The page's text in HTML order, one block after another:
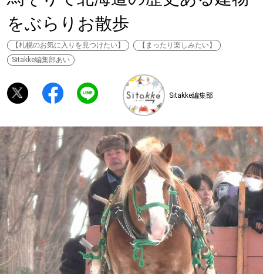
食べる
出かける
みがく
育む
深める
ゆるむ
SitakkeTV
LOCAL ローカルエリア
をぶらりお散歩
【札幌のお気に入りを見つけたい】
【まったり楽しみたい】
Sitakke編集部あい
Sitakke編集部